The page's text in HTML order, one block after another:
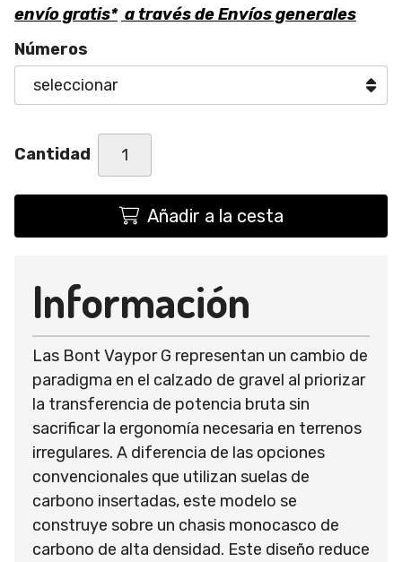
envío gratis* a través deEnvíos generales
Números
Cantidad
Añadir a la cesta
Información
Las Bont Vaypor G representan un cambio de
paradigma en el calzado de gravel al priorizar
la transferencia de potencia bruta sin
sacrificar la ergonomía necesaria en terrenos
irregulares. A diferencia de las opciones
convencionales que utilizan suelas de
carbono insertadas, este modelo se
construye sobre un chasis monocasco de
carbono de alta densidad. Este diseño reduce